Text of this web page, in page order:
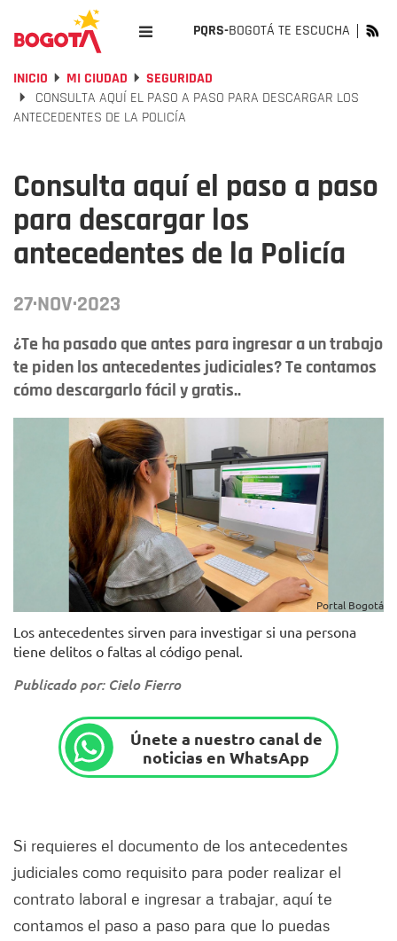
PQRS-BOGOTÁ TE ESCUCHA
INICIO MI CIUDAD
SEGURIDAD
CONSULTA AQUÍ EL PASO A PASO PARA DESCARGAR LOS
ANTECEDENTES DE LA POLICÍA
Consulta aquí el paso a paso
para descargar los
antecedentes de la Policía
27·NOV·2023
¿Te ha pasado que antes para ingresar a un trabajo
te piden los antecedentes judiciales? Te contamos
cómo descargarlo fácil y gratis..
Portal Bogotá
Los antecedentes sirven para investigar si una persona
tiene delitos o faltas al código penal.
Publicado por: Cielo Fierro
Únete a nuestro canal de
noticias en WhatsApp
Si requieres el documento de los antecedentes
judiciales como requisito para poder realizar el
contrato laboral e ingresar a trabajar, aquí te
contamos el paso a paso para que lo puedas